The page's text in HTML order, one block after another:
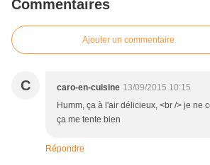
Commentaires
Ajouter un commentaire
C caro-en-cuisine 13/09/2015 10:15
Humm, ça à l'air délicieux, <br /> je ne
ça me tente bien
Répondre